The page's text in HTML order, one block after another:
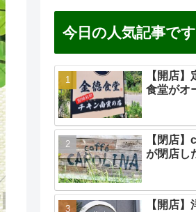
今日の人気記事です
【開店
食堂がオ
【閉店
が閉店し
【開店